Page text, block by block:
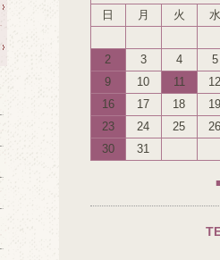
日
月 火 水
2 3 4
5
9
10 11
12
16
17 18
19
23
24 25
26
30
31